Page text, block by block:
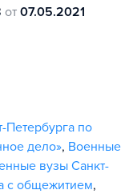
от 07.05.2021
Петербурга по
дело», Военные
вузы Санкт-
с общежитием,